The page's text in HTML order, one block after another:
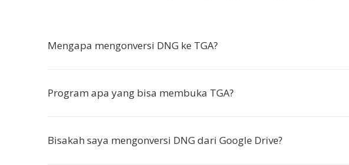
Mengapa mengonversi DNG ke TGA?
Program apa yang bisa membuka TGA?
Bisakah saya mengonversi DNG dari Google Drive?